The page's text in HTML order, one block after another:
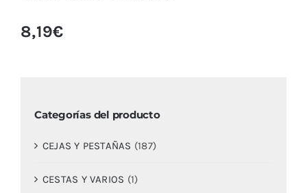
8,19€
Categorías del producto
CEJAS Y PESTAÑAS (187)
CESTAS Y VARIOS (1)